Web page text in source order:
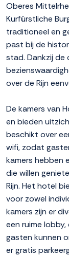
Oberes
Kurfürstliche
traditioneel en
past bij de
stad. Dankzij de
over de Rijn
De kamers van
en bieden
beschikt over
wifi, zodat
kamers hebben
die willen
Rijn. Het hotel
voor zowel
kamers zijn er
een ruime
gasten kunnen
er gratis